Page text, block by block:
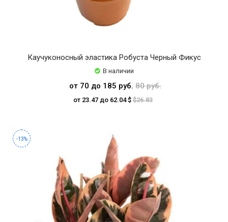
Каучуконосный эластика Робуста Черный Фикус
В наличии
от 70 до 185 руб. 80 руб.
от 23.47 до 62.04 $$26.83
-13%